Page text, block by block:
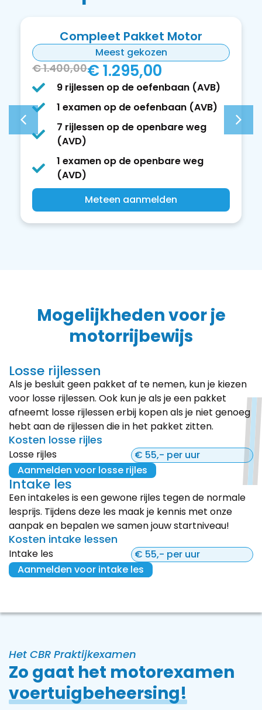
AVB Pakket​
€ 675,-€ 600,-
9 rijlessen
AVB Examen
Meteen aanmelden
Mogelijkheden voor je
motorrijbewijs
Losse rijlessen
Als je besluit geen pakket af te nemen, kun je kiezen
voor losse rijlessen. Ook kun je als je een pakket
afneemt losse rijlessen erbij kopen als je niet genoeg
hebt aan de rijlessen die in het pakket zitten.
Kosten losse rijles
Losse rijles
€ 55,- per uur
Aanmelden voor losse rijles
Intake les
Een intakeles is een gewone rijles tegen de normale
lesprijs. Tijdens deze les maak je kennis met onze
aanpak en bepalen we samen jouw startniveau!
Kosten intake lessen
Intake les
€ 55,- per uur
Aanmelden voor intake les
Het CBR Praktijkexamen
Zo gaat het motorexamen
voertuigbeheersing!